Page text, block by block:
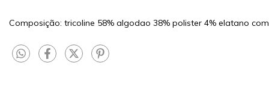
Composição: tricoline 58% algodao 38% polister 4% elatano